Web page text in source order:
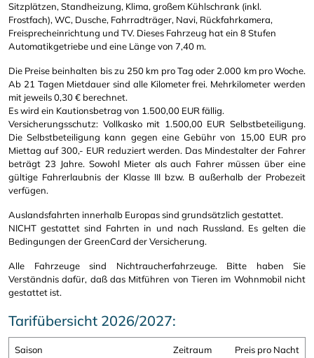
Sitzplätzen, Standheizung, Klima, großem Kühlschrank (inkl.
Frostfach), WC, Dusche, Fahrradträger, Navi, Rückfahrkamera,
Freisprecheinrichtung und TV. Dieses Fahrzeug hat ein 8 Stufen
Automatikgetriebe und eine Länge von 7,40 m.
Die Preise beinhalten bis zu 250 km pro Tag oder 2.000 km pro Woche.
Ab 21 Tagen Mietdauer sind alle Kilometer frei. Mehrkilometer werden
mit jeweils 0,30 € berechnet.
Es wird ein Kautionsbetrag von 1.500,00 EUR fällig.
Versicherungsschutz: Vollkasko mit 1.500,00 EUR Selbstbeteiligung.
Die Selbstbeteiligung kann gegen eine Gebühr von 15,00 EUR pro
Miettag auf 300,- EUR reduziert werden. Das Mindestalter der Fahrer
beträgt 23 Jahre. Sowohl Mieter als auch Fahrer müssen über eine
gültige Fahrerlaubnis der Klasse III bzw. B außerhalb der Probezeit
verfügen.
Auslandsfahrten innerhalb Europas sind grundsätzlich gestattet.
NICHT gestattet sind Fahrten in und nach Russland. Es gelten die
Bedingungen der GreenCard der Versicherung.
Alle Fahrzeuge sind Nichtraucherfahrzeuge. Bitte haben Sie
Verständnis dafür, daß das Mitführen von Tieren im Wohnmobil nicht
gestattet ist.
Tarifübersicht 2026/2027:
Saison Zeitraum Preis pro Nacht